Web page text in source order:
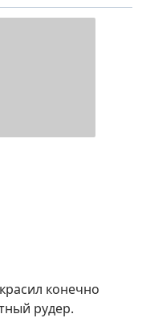
конечно
рудер.